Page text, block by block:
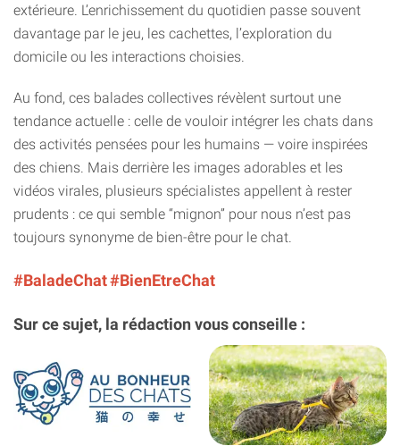
extérieure. L’enrichissement du quotidien passe souvent
davantage par le jeu, les cachettes, l’exploration du
domicile ou les interactions choisies.
Au fond, ces balades collectives révèlent surtout une
tendance actuelle : celle de vouloir intégrer les chats dans
des activités pensées pour les humains — voire inspirées
des chiens. Mais derrière les images adorables et les
vidéos virales, plusieurs spécialistes appellent à rester
prudents : ce qui semble “mignon” pour nous n’est pas
toujours synonyme de bien-être pour le chat.
#BaladeChat#BienEtreChat
Sur ce sujet, la rédaction vous conseille :